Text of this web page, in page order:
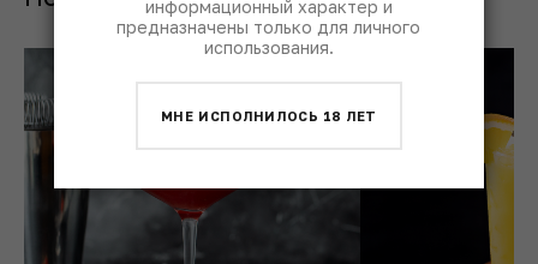
информационный характер и
предназначены только для личного
использования.
МНЕ ИСПОЛНИЛОСЬ 18 ЛЕТ